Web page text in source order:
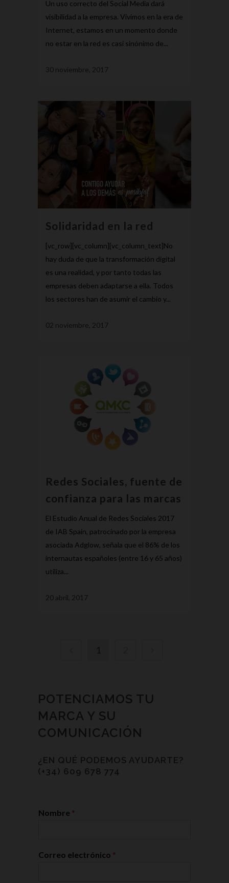
Un uso correcto del Social Media dará
visibilidad a la empresa. Vivimos en la era de
Internet, estamos en un momento donde
no estar en la red es casi sinónimo de...
30 noviembre, 2017
Solidaridad en la red
[vc_row][vc_column][vc_column_text]No
hay duda de que la transformación digital
es una realidad, y por tanto todas las
empresas deben adaptarse a ella. Todos
los sectores han de asumir el cambio y...
02 noviembre, 2017
Redes Sociales, fuente de
confianza para las marcas
El Estudio Anual de Redes Sociales 2017
de IAB Spain, patrocinado por la empresa
asociada Adglow, señala que el 86% de los
internautas españoles (entre 16 y 65 años)
utiliza...
20 abril, 2017
1
POTENCIAMOS TU
MARCA Y SU
COMUNICACIÓN
¿EN QUÉ PODEMOS AYUDARTE?
(+34) 609 678 774
Nombre *
Correo electrónico *